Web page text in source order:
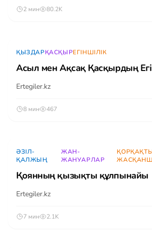
2 мин 80.2K
ҚЫЗДАРҚАСҚЫРЕГІНШІЛІК
Асыл мен Ақсақ Қасқырдың
Ertegiler.kz
8 мин 467
ӘЗІЛ-
ҚАЛЖЫҢ
ЖАН-
ЖАНУАРЛАР
Қоянның қызықты құлпынайы
Ertegiler.kz
7 мин 2.1K